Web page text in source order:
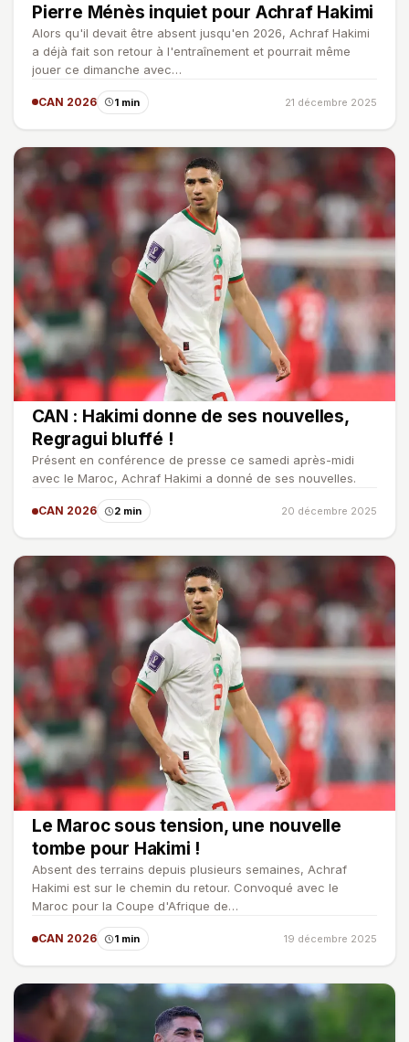
Pierre Ménès inquiet pour Achraf Hakimi
Alors qu'il devait être absent jusqu'en 2026, Achraf Hakimi
a déjà fait son retour à l'entraînement et pourrait même
jouer ce dimanche avec…
CAN 2026 1 min 21 décembre 2025
CAN : Hakimi donne de ses nouvelles,
Regragui bluffé !
Présent en conférence de presse ce samedi après-midi
avec le Maroc, Achraf Hakimi a donné de ses nouvelles.
CAN 2026 2 min 20 décembre 2025
Le Maroc sous tension, une nouvelle
tombe pour Hakimi !
Absent des terrains depuis plusieurs semaines, Achraf
Hakimi est sur le chemin du retour. Convoqué avec le
Maroc pour la Coupe d'Afrique de…
CAN 2026 1 min 19 décembre 2025